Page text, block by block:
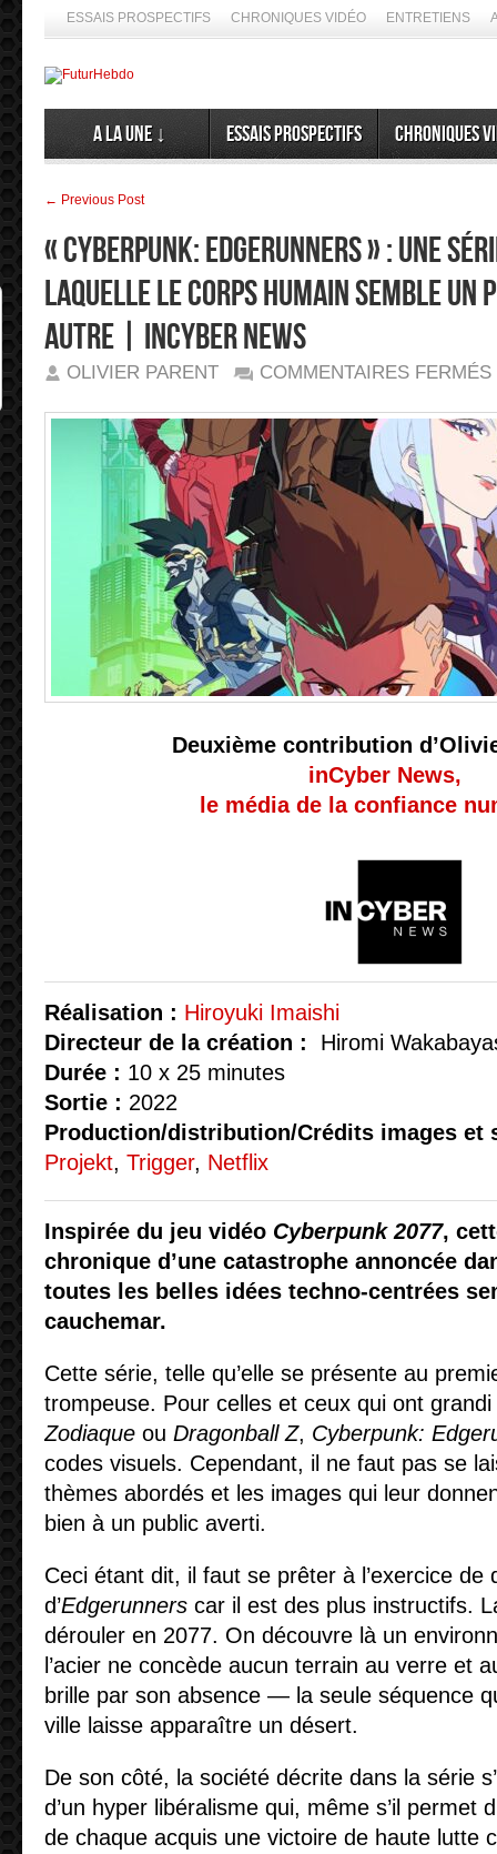
ESSAIS PROSPECTIFS CHRONIQUES VIDÉO ENTRETIENS
A la Une ↓ Essais prospectifs Chroniques
← Previous Post
« Cyberpunk: Edgerunners » : une
laquelle le corps humain semble un
autre | inCyber News
OLIVIER PARENT COMMENTAIRES FERMÉS«
»
:
Deuxième contribution
inCyber News,
le média de la confiance
Réalisation : Hiroyuki Imaishi
Directeur de la création : Hiromi
Durée : 10 x 25 minutes
Sortie : 2022
Production/distribution/Crédits images et
Projekt, Trigger, Netflix
Inspirée du jeu vidéo Cyberpunk 2077,
chronique d’une catastrophe annoncée
toutes les belles idées techno-centrées
cauchemar.
Cette série, telle qu’elle se présente au
trompeuse. Pour celles et ceux qui ont
Zodiaque ou Dragonball Z, Cyberpunk:
codes visuels. Cependant, il ne faut pas se
thèmes abordés et les images qui leur
bien à un public averti.
Ceci étant dit, il faut se prêter à l’exercice de
d’Edgerunners car il est des plus instructifs.
dérouler en 2077. On découvre là un
l’acier ne concède aucun terrain au verre et
brille par son absence — la seule séquence
ville laisse apparaître un désert.
De son côté, la société décrite dans la série
d’un hyper libéralisme qui, même s’il permet
de chaque acquis une victoire de haute lutte
➦ Si le futur